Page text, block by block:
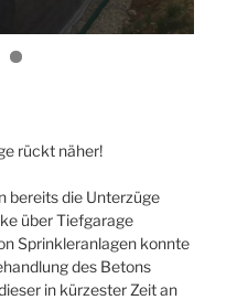
rückt näher!
bereits die Unterzüge
über Tiefgarage
Sprinkleranlagen konnte
des Betons
in kürzester Zeit an